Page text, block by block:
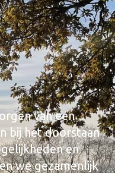
van een
bij het doorstaan
en
we gezamenlijk